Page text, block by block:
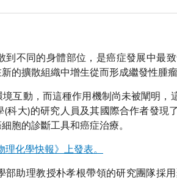
不同的身體部位，是癌症發展中最
的擴散組織中增生從而形成繼發性腫
互動，而這種作用機制尚未被闡明
大)的研究人員及其國際合作者發現
胞的診斷工具和癌症治療。
化學快報》上發表。
助理教授朴孝根帶領的研究團隊採